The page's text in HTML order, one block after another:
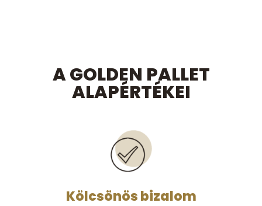
A GOLDEN PALLET
ALAPÉRTÉKEI
Kölcsönös bizalom